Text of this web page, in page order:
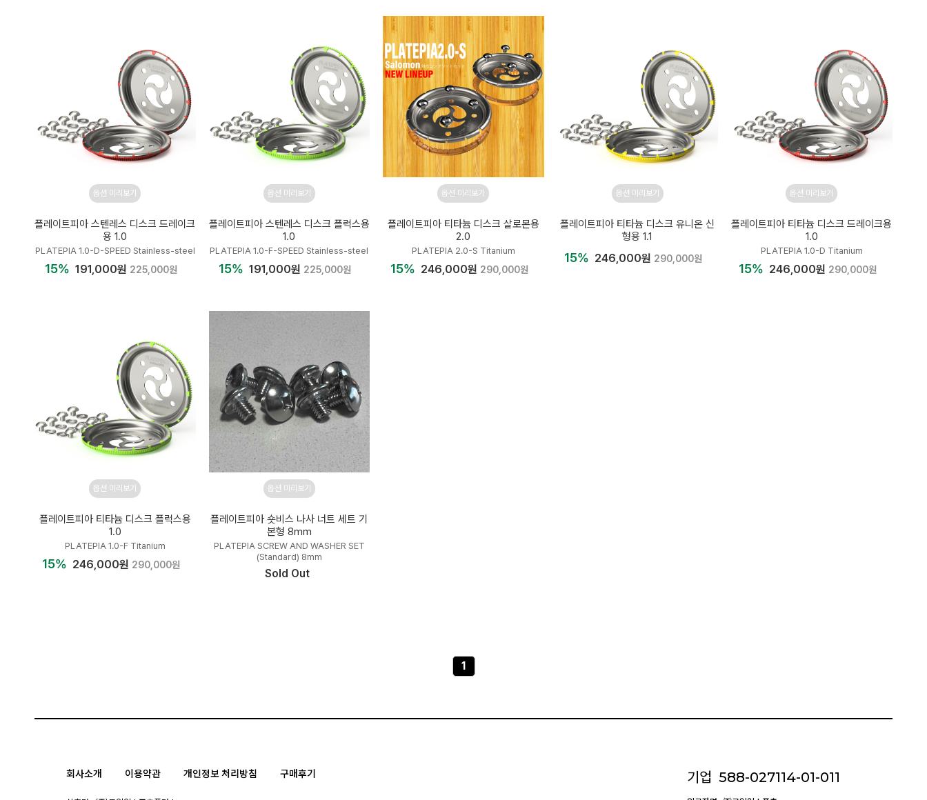
옵션 미리보기
플레이트피아 스텐레스 디스크 드레이크
용 1.0
PLATEPIA 1.0-D-SPEED Stainless-steel
15% 191,000원 225,000원
옵션 미리보기
플레이트피아 스텐레스 디스크 플럭스용
1.0
PLATEPIA 1.0-F-SPEED Stainless-steel
15% 191,000원 225,000원
옵션 미리보기
플레이트피아 티타늄 디스크 살로몬용
2.0
PLATEPIA 2.0-S Titanium
15% 246,000원 290,000원
옵션 미리보기
플레이트피아 티타늄 디스크 유니온 신
형용 1.1
15% 246,000원 290,000원
옵션 미리보기
플레이트피아 티타늄 디스크 드레이크용
1.0
PLATEPIA 1.0-D Titanium
15% 246,000원 290,000원
옵션 미리보기
플레이트피아 티타늄 디스크 플럭스용
1.0
PLATEPIA 1.0-F Titanium
15% 246,000원 290,000원
옵션 미리보기
플레이트피아 숏비스 나사 너트 세트 기
본형 8mm
PLATEPIA SCREW AND WASHER SET
(Standard) 8mm
Sold Out
1
회사소개 이용약관 개인정보 처리방침 구매후기 기업 588-027114-01-011